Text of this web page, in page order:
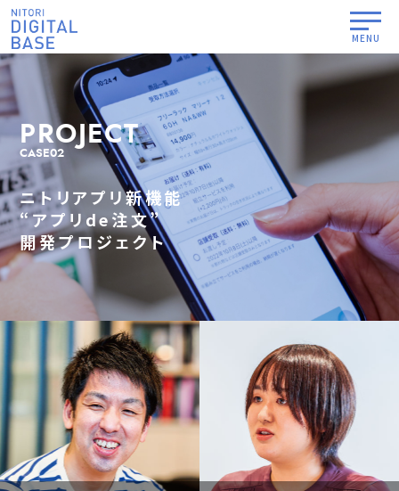
PROJECT
CASE02
ニトリアプリ新機能
“アプリde注文”
開発プロジェクト